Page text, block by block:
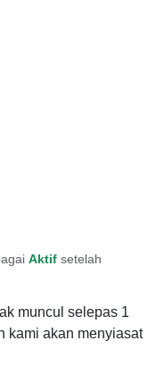
Aktif setelah
muncul selepas 1
kami akan menyiasat